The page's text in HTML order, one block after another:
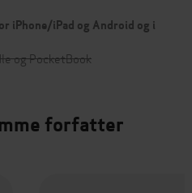
iPhone/iPad og Android og i
og PocketBook
forfatter